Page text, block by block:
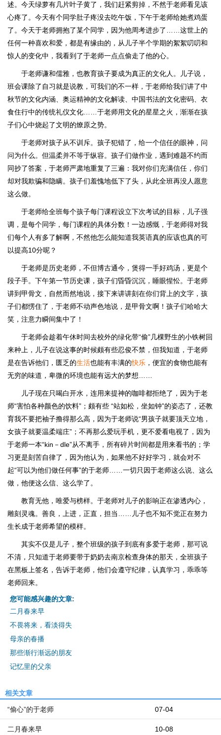
述。今天绿萝有几片叶子黄了，我们赶紧剪掉，不然于老师看见该
心疼了。今天有个同学肚子疼没去吃午饭，下午于老师给她煮鸡蛋
了。今天于老师拥抱了某个同学，因为他周考进步了……这世上的
任何一种喜欢和爱，都是有缘由的，从儿子半个学期的絮絮叨叨和
惊人的变化中，我看到了于老师一点点偷走了他的心。
于老师谦和儒雅，也教育孩子要成为真正的文化人。儿子说，
班会课除了自习就是说教，可我们的不一样，于老师给我们讲了中
秋节的文化内涵、奥运精神的文化解读、中国书法的文化密码、衣
食住行中的传统礼仪文化……于老师用文化的星星之火，渐渐在孩
子们心中烧起了文明的燎原之势。
于老师对孩子从不训斥。孩子犯错了，给一个信任的眼神，问
问为什么。但温柔并不等于纵容。孩子们做作业，遇到难题不约而
同抄了答案，于老师严肃地重复了三遍：我对你们充满信任，你们
却对我欺骗和隐瞒。孩子们羞愧地低下了头，从此全班再没人愿意
这么做。
于老师给全班每个孩子每门课程设立下次考试的目标，儿子强
调，是每个同学，每门课程的具体分数！一边感慨，于老师得对我
们每个人有多了解啊，不然他怎么能知道我英语真的应该也真的可
以提高10分呢？
于老师是历史老师，不但博古通今，煲得一手好鸡汤，更是个
段子手。下午第一节历史课，孩子们昏昏沉沉，睡眼惺忪。于老师
讲到甲骨文，自然而然地说，接下来讲讲刻在你们背上的文字，孩
子们都愣住了，于老师不动声色地说，是甲骨文啊！孩子们哈哈大
笑，注意力瞬间集中了！
于老师会趁着午休时间去校外的绿化带“偷”几棵野生的小铁树回
来种上，儿子在说这事的时候颇有些忍俊不禁，但我知道，于老师
是在告诉他们，匮乏的生活也能有丰满的快乐 ，便宜的食物也能有
无穷的味道，卑微的环境也能有远大的梦想……
儿子现在只喝白开水，连用来提神的咖啡都拒绝了，因为于老
师“害怕各种颜色的饮料”；颇有些 “站如松，坐如钟”的姿态了，还教
育我不要把袖子撸得那么高，因为于老师说“男孩子就要顶天立地，
女孩子就要温柔端庄”；不再那么爱玩手机，更不爱看电视了，因为
于老师一本“kin－dle”从不离手，所有碎片时间都是用来看书的；学
习更是刻苦自律了，因为他认为，如果他不好好学习，就会对不
起“可以为他们做任何事”的于老师……一切只因于老师这么说、这么
做，他便这么信、这么学了。
教育无他，唯爱与榜样。于老师对儿子的影响正在渗透内心，
雕刻灵魂。善良，上进，正直，担当……儿子也不知不觉正在努力
生长成于老师希望的模样。
其实不仅是儿子，整个班级的孩子到底有多爱于老师，那可说
不清，只知道于老师要带于奶奶去南京检查身体的那天，全班孩子
在黑板上签名，告诉于老师，他们会遵守纪律，认真学习，乖乖等
老师回来。
您可能感兴趣的文章:
二月春来早
不畏将来，看淡得失
母亲的春播
那些渐行渐远的朋友
记忆里的父亲
相关文章
07-04
“偷心”的于老师
10-08
二月春来早